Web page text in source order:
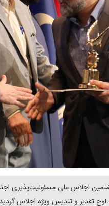
اجلاس ملی مسئولیت‌پذیری
تقدیر و تندیس ویژه اجلاس